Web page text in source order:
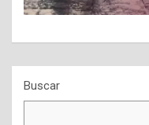
Buscar